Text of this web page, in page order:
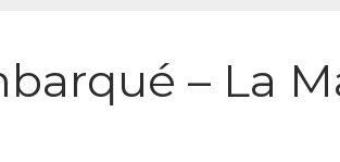
– La